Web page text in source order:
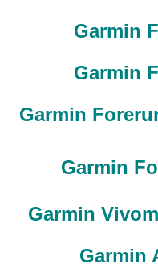
Garmin
Garmin
Garmin
Garmin
Garmin
Garmin